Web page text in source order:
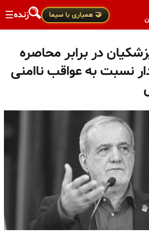
🤝 همیاری با سیما زنده☰
در برابر محاصره
نسبت به عواقب ناامنی